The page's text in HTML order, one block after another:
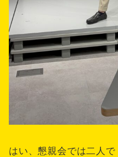
はい、懇親会では二人